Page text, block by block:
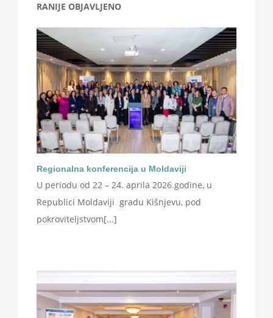
RANIJE OBJAVLJENO
Regionalna konferencija u Moldaviji
U periodu od 22 – 24. aprila 2026.godine, u
Republici Moldaviji gradu Kišnjevu, pod
pokroviteljstvom[...]